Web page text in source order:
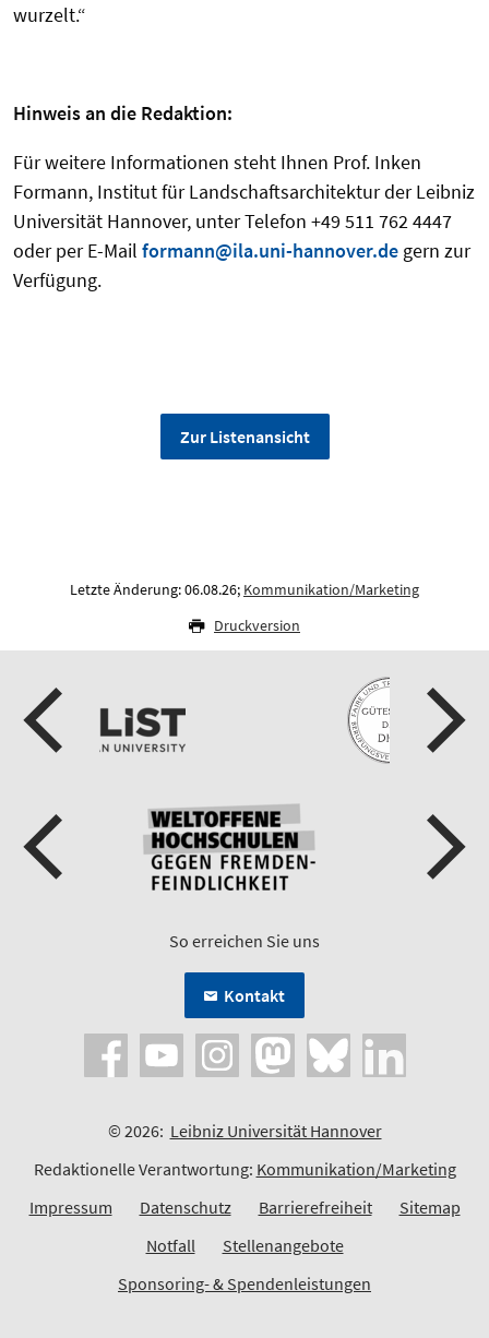
wurzelt.“
Hinweis an die Redaktion:
Für weitere Informationen steht Ihnen Prof. Inken
Formann, Institut für Landschaftsarchitektur der Leibniz
Universität Hannover, unter Telefon +49 511 762 4447
oder per E-Mail formann@ila.uni-hannover.de gern zur
Verfügung.
Zur Listenansicht
Letzte Änderung: 06.08.26; Kommunikation/Marketing
Druckversion
So erreichen Sie uns
Kontakt
© 2026: Leibniz Universität Hannover
Redaktionelle Verantwortung: Kommunikation/Marketing
Impressum
Datenschutz Barrierefreiheit
Sitemap
Notfall
Stellenangebote
Sponsoring- & Spendenleistungen